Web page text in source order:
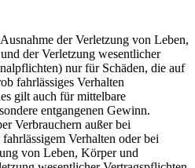
der Verletzung von Leben,
der Verletzung wesentlicher
nur für Schäden, die auf
fahrlässiges Verhalten
gilt auch für mittelbare
entgangenen Gewinn.
Verbrauchern außer bei
Verhalten oder bei
von Leben, Körper und